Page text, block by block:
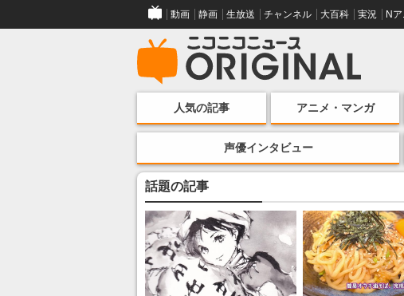
動画 静画 生放送 チャンネル 大百科 実況 N
人気の記事 アニメ・マンガ
声優インタビュー
話題の記事